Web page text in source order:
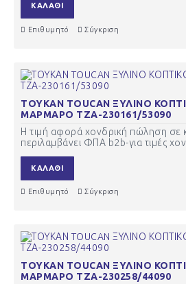
ΚΑΛΆΘΙ
Επιθυμητό Σύγκριση
ΤΟΥΚΑΝ TOUCAN ΞΥΛΙΝΟ
ΜΑΡΜΑΡΟ ΤΖΑ-230161/53090
Η τιμή αφορά χονδρική πώληση σε
περιλαμβάνει ΦΠΑ b2b-για τιμές
ΚΑΛΆΘΙ
Επιθυμητό Σύγκριση
ΤΟΥΚΑΝ TOUCAN ΞΥΛΙΝΟ
ΜΑΡΜΑΡΟ ΤΖΑ-230258/44090